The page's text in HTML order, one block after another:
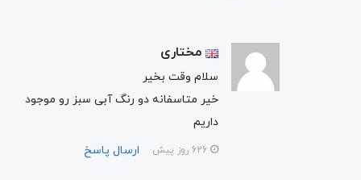
مختاری
سلام وقت بخیر
خیر متاسفانه دو رنگ آبی سبز رو موجود
داریم
ارسال پاسخ